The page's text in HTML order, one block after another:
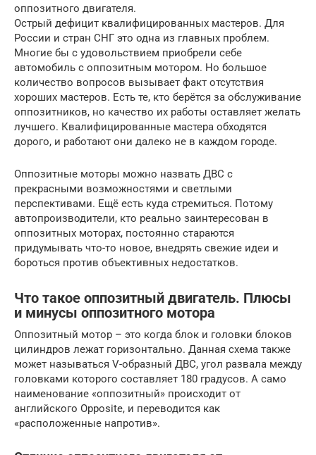
оппозитного двигателя.
Острый дефицит квалифицированных мастеров. Для
России и стран СНГ это одна из главных проблем.
Многие бы с удовольствием приобрели себе
автомобиль с оппозитным мотором. Но большое
количество вопросов вызывает факт отсутствия
хороших мастеров. Есть те, кто берётся за обслуживание
оппозитников, но качество их работы оставляет желать
лучшего. Квалифицированные мастера обходятся
дорого, и работают они далеко не в каждом городе.
Оппозитные моторы можно назвать ДВС с
прекрасными возможностями и светлыми
перспективами. Ещё есть куда стремиться. Потому
автопроизводители, кто реально заинтересован в
оппозитных моторах, постоянно стараются
придумывать что-то новое, внедрять свежие идеи и
бороться против объективных недостатков.
Что такое оппозитный двигатель. Плюсы
и минусы оппозитного мотора
Оппозитный мотор – это когда блок и головки блоков
цилиндров лежат горизонтально. Данная схема также
может называться V-образный ДВС, угол развала между
головками которого составляет 180 градусов. А само
наименование «оппозитный» происходит от
английского Opposite, и переводится как
«расположенные напротив».